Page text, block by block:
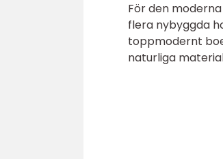
För den
flera nybyggda
toppmodernt
naturliga